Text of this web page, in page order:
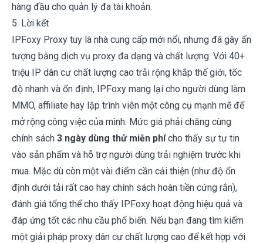
hàng đầu cho quản lý đa tài khoản.
5. Lời kết
IPFoxy Proxy tuy là nhà cung cấp mới nổi, nhưng đã gây ấn
tượng bằng dịch vụ proxy đa dạng và chất lượng. Với 40+
triệu IP dân cư chất lượng cao trải rộng khắp thế giới, tốc
độ nhanh và ổn định, IPFoxy mang lại cho người dùng làm
MMO, affiliate hay lập trình viên một công cụ mạnh mẽ để
mở rộng công việc của mình. Mức giá phải chăng cùng
chính sách 3 ngày dùng thử miễn phícho thấy sự tự tin
vào sản phẩm và hỗ trợ người dùng trải nghiệm trước khi
mua. Mặc dù còn một vài điểm cần cải thiện (như độ ổn
định dưới tải rất cao hay chính sách hoàn tiền cứng rắn),
đánh giá tổng thể cho thấy IPFoxy hoạt động hiệu quả và
đáp ứng tốt các nhu cầu phổ biến. Nếu bạn đang tìm kiếm
một giải pháp proxy dân cư chất lượng cao để kết hợp với